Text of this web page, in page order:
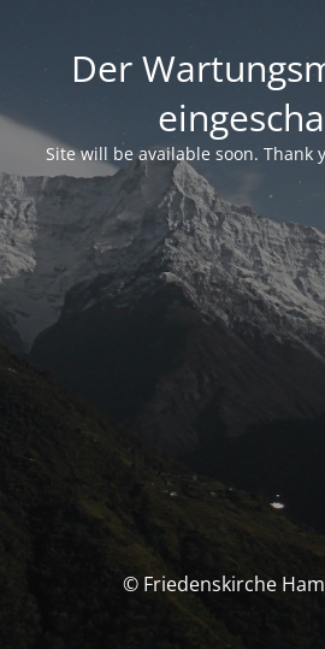
Der
Site will be available soon. Thank
© Friedenskirche